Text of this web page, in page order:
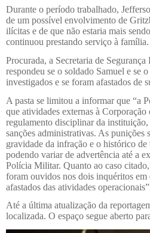
Durante o período trabalhado,
de um possível envolvimento de
ilícitas e de que não estaria mais
continuou prestando serviço à família.
Procurada, a Secretaria de
respondeu se o soldado Samuel e se
investigados e se foram afastados de
A pasta se limitou a informar que “a
que atividades externas à
regulamento disciplinar da
sanções administrativas. As punições
gravidade da infração e o histórico de
podendo variar de advertência até a
Polícia Militar. Quanto ao caso
foram ouvidos nos dois inquéritos em
afastados das atividades
Até a última atualização da
localizada. O espaço segue aberto